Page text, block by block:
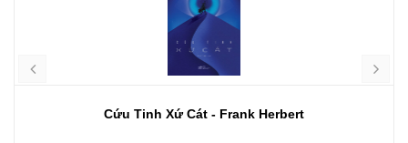
Cứu Tinh Xứ Cát - Frank Herbert